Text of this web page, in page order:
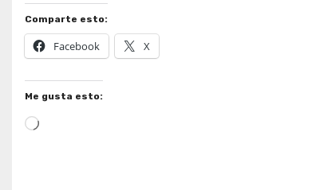
Comparte esto:
Facebook X
Me gusta esto:
Cargando...